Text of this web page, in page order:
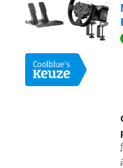
Beoordeling is 9,4 van de